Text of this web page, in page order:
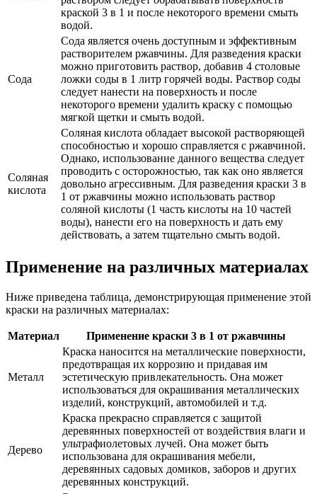
краской 3 в 1 и после некоторого времени смыть
водой.
Сода
Сода является очень доступным и эффективным
растворителем ржавчины. Для разведения краски
можно приготовить раствор, добавив 4 столовые
ложки соды в 1 литр горячей воды. Раствор соды
следует нанести на поверхность и после
некоторого времени удалить краску с помощью
мягкой щетки и смыть водой.
Соляная
кислота
Соляная кислота обладает высокой растворяющей
способностью и хорошо справляется с ржавчиной.
Однако, использование данного вещества следует
проводить с осторожностью, так как оно является
довольно агрессивным. Для разведения краски 3 в
1 от ржавчины можно использовать раствор
соляной кислоты (1 часть кислоты на 10 частей
воды), нанести его на поверхность и дать ему
действовать, а затем тщательно смыть водой.
Применение на различных материалах
Ниже приведена таблица, демонстрирующая применение этой
краски на различных материалах:
Материал Применение краски 3 в 1 от ржавчины
Металл
Краска наносится на металлические поверхности,
предотвращая их коррозию и придавая им
эстетическую привлекательность. Она может
использоваться для окрашивания металлических
изделий, конструкций, автомобилей и т.д.
Дерево
Краска прекрасно справляется с защитой
деревянных поверхностей от воздействия влаги и
ультрафиолетовых лучей. Она может быть
использована для окрашивания мебели,
деревянных садовых домиков, заборов и других
деревянных конструкций.